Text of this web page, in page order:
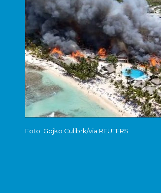
Foto: Gojko Culibrk/via REUTERS